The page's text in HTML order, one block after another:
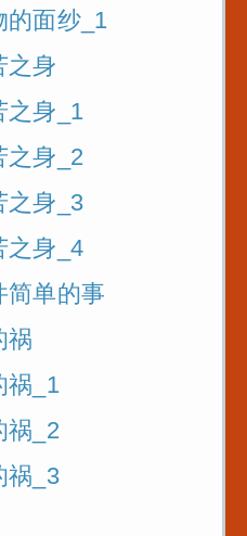
的面纱_1
之身
之身_1
之身_2
之身_3
之身_4
简单的事
祸
祸_1
祸_2
祸_3